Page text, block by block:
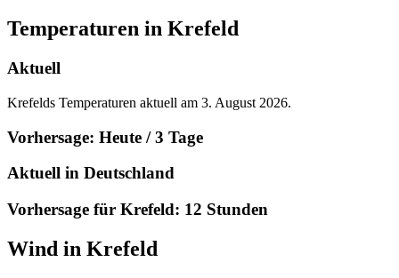
Temperaturen in Krefeld
Aktuell
Krefelds Temperaturen aktuell am 3. August 2026.
Vorhersage: Heute / 3 Tage
Aktuell in Deutschland
Vorhersage für Krefeld: 12 Stunden
Wind in Krefeld